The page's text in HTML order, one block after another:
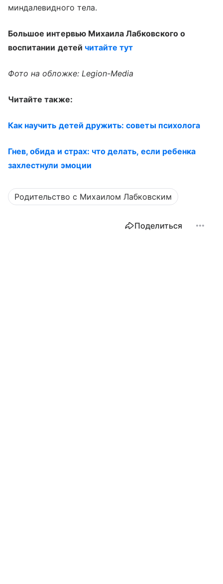
миндалевидного тела.
Большое интервью Михаила Лабковского о
воспитании детей читайте тут
Фото на обложке: Legion-Media
Читайте также:
Как научить детей дружить: советы психолога
Гнев, обида и страх: что делать, если ребенка
захлестнули эмоции
Родительство с Михаилом Лабковским
Поделиться